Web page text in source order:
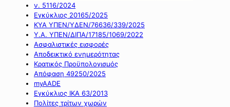
ν. 5116/2024
Εγκύκλιος 20165/2025
ΚΥΑ ΥΠΕΝ/ΥΔΕΝ/76636/339/2025
Υ.Α. ΥΠΕΝ/ΔΙΠΑ/17185/1069/2022
Ασφαλιστικές εισφορές
Αποδεικτικό ενημερότητας
Κρατικός Προϋπολογισμός
Απόφαση 49250/2025
myAADE
Εγκύκλιος ΙΚΑ 63/2013
Πολίτες τρίτων χωρών